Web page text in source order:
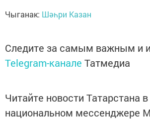
Чыганак: Шәһри Казан
Следите за самым важным и
Telegram-канале Татмедиа
Читайте новости Татарстана в
национальном мессенджере